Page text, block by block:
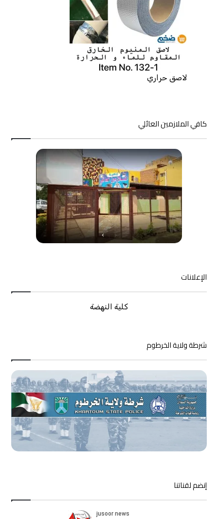
لاصق حراري
كافي الملازمين العائلي
الإعلانات
كلية النهضة
شرطة ولاية الخرطوم
إنضم لقناتنا